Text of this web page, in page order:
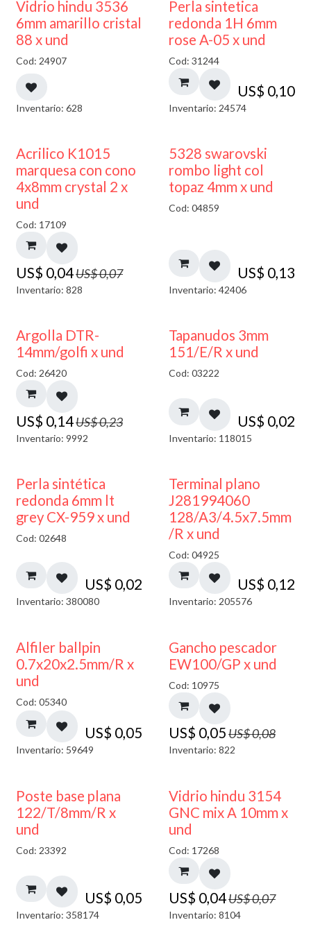
Vidrio hindu 3536
6mm amarillo cristal
88 x und
Cod: 24907
Inventario: 628
Perla sintetica
redonda 1H 6mm
rose A-05 x und
Cod: 31244
US$ 0,10
Inventario: 24574
50% DESCUENTO
Acrilico K1015
marquesa con cono
4x8mm crystal 2 x
und
Cod: 17109
US$ 0,04US$0,07
Inventario: 828
5328 swarovski
rombo light col
topaz 4mm x und
Cod: 04859
US$ 0,13
Inventario: 42406
40% DESCUENTO
Argolla DTR-
14mm/golfi x und
Cod: 26420
US$ 0,14US$0,23
Inventario: 9992
Tapanudos 3mm
151/E/R x und
Cod: 03222
US$ 0,02
Inventario: 118015
Perla sintética
redonda 6mm lt
grey CX-959 x und
Cod: 02648
US$ 0,02
Inventario: 380080
Terminal plano
J281994060
128/A3/4.5x7.5mm
/R x und
Cod: 04925
US$ 0,12
Inventario: 205576
Alfiler ballpin
0.7x20x2.5mm/R x
und
Cod: 05340
US$ 0,05
Inventario: 59649
40% DESCUENTO
Gancho pescador
EW100/GP x und
Cod: 10975
US$ 0,05US$0,08
Inventario: 822
Poste base plana
122/T/8mm/R x
und
Cod: 23392
US$ 0,05
Inventario: 358174
40% DESCUENTO
Vidrio hindu 3154
GNC mix A 10mm x
und
Cod: 17268
US$ 0,04US$0,07
Inventario: 8104